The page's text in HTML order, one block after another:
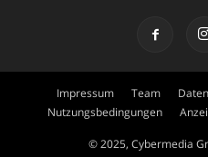
Impressum Team
Nutzungsbedingungen
© 2025, Cybermedia